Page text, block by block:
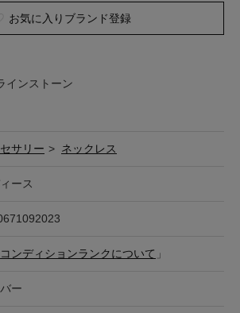
お気に入りブランド登録
インストーン
サリー > ネックレス
ース
コンディションランクについて 」
ー